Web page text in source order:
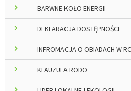
BARWNE KOŁO ENERGII
DEKLARACJA DOSTĘPNOŚCI
INFROMACJA O OBIADACH W
KLAUZULA RODO